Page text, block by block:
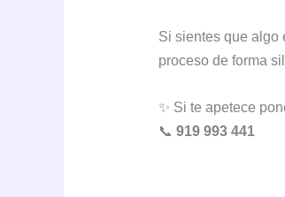
Si sientes que algo
proceso de forma
✨ Si te apetece
📞 919 993 441